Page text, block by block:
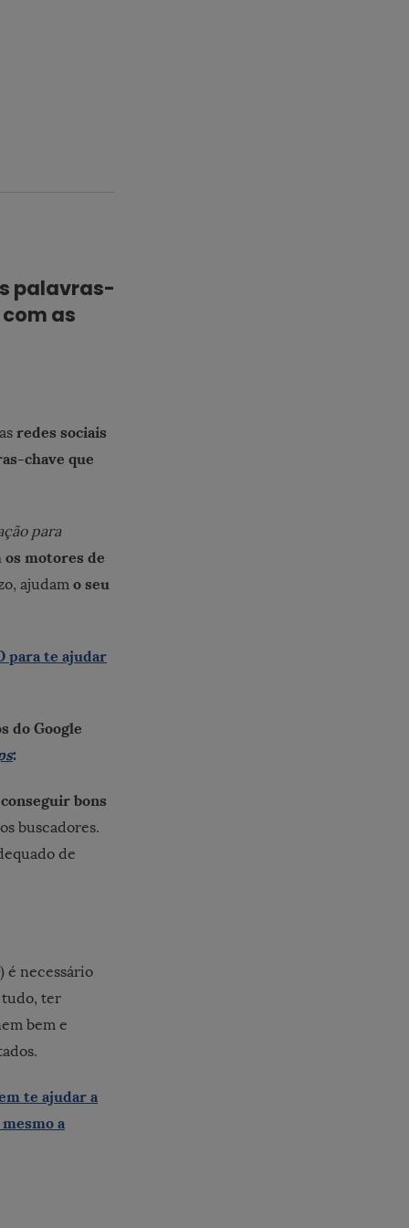
palavras-
as
redes sociais
chave que
para
os motores de
ajudam o seu
para te ajudar
do Google
:
bons
buscadores.
de
) é necessário
tudo, ter
bem e
te ajudar a
a